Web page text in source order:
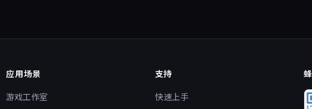
应用场景
游戏工作室
支持
快速上手